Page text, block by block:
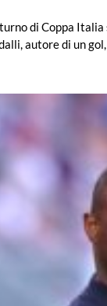
di Coppa Italia
autore di un